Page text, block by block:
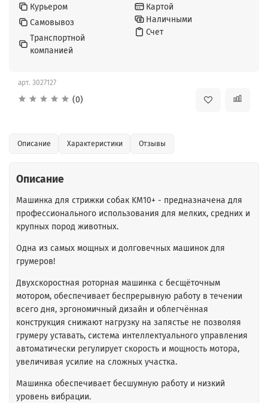
арт. 3027127
(0)
Курьером
Самовывоз
Транспортной
компанией
Картой
Наличными
Счет
Описание Характеристики Отзывы
Описание
Машинка для стрижки собак KM10+ - предназначена для
профессионального использования для мелких, средних и
крупных пород животных.
Одна из самых мощных и долговечных машинок для
грумеров!
Двухскоростная роторная машинка с бесщёточным
мотором, обеспечивает беспрерывную работу в течении
всего дня, эргономичный дизайн и облегчённая
конструкция снижают нагрузку на запястье не позволяя
грумеру уставать, система интеллектуального управления
автоматически регулирует скорость и мощность мотора,
увеличивая усилие на сложных участка.
Машинка обеспечивает бесшумную работу и низкий
уровень вибрации.